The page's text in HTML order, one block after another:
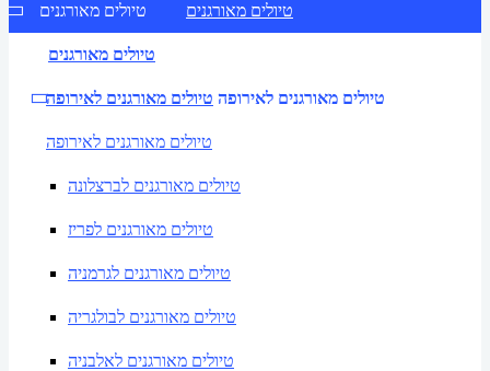
טיולים מאורגנים טיולים מאורגנים
טיולים מאורגנים
טיולים מאורגנים לאירופה טיולים מאורגנים לאירופה
טיולים מאורגנים לאירופה
טיולים מאורגנים לברצלונה
טיולים מאורגנים לפריז
טיולים מאורגנים לגרמניה
טיולים מאורגנים לבולגריה
טיולים מאורגנים לאלבניה